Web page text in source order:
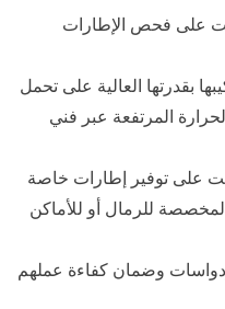
على فحص الإطارات
بقدرتها العالية على تحمل
المرتفعة عبر فني
على توفير إطارات خاصة
للرمال أو للأماكن
وضمان كفاءة عملهم